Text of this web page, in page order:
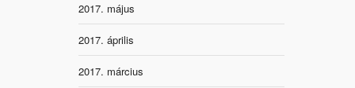
2017. május
2017. április
2017. március